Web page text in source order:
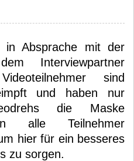
in Absprache mit der
Interviewpartner
sind
und haben nur
die Maske
alle Teilnehmer
hier für ein besseres
zu sorgen.